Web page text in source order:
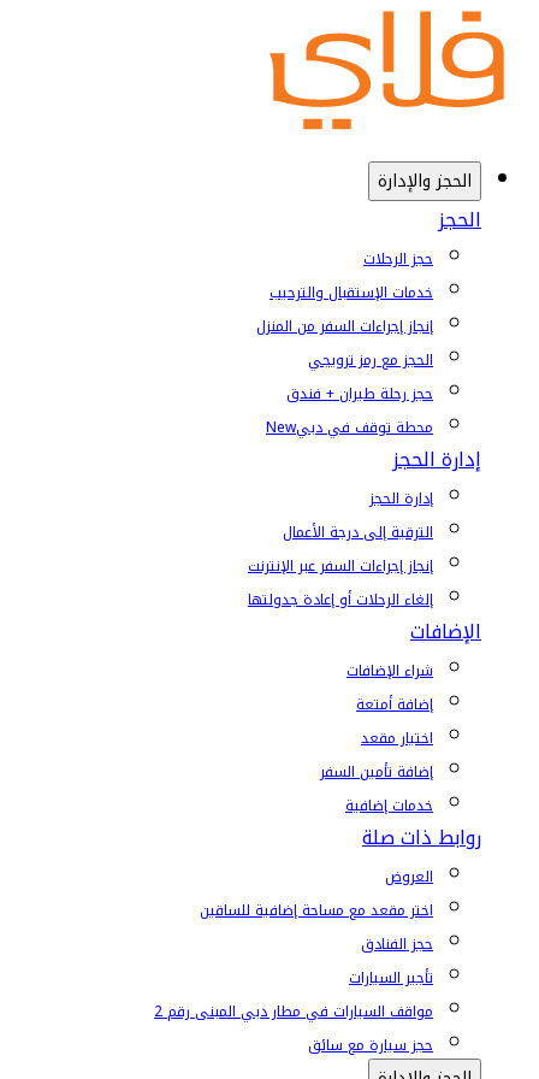
الحجز والإدارة
الحجز
حجز الرحلات
خدمات الإستقبال والترحيب
إنجاز إجراءات السفر من المنزل
الحجز مع رمز ترويجي
حجز رحلة طيران + فندق
محطة توقف في دبيNew
إدارة الحجز
إدارة الحجز
الترقية إلى درجة الأعمال
إنجاز إجراءات السفر عبر الإنترنت
إلغاء الرحلات أو إعادة جدولتها
الإضافات
شراء الإضافات
إضافة أمتعة
اختيار مقعد
إضافة تأمين السفر
خدمات إضافية
روابط ذات صلة
العروض
اختر مقعد مع مساحة إضافية للساقين
حجز الفنادق
تأجير السيارات
مواقف السيارات في مطار دبي المبنى رقم 2
حجز سيارة مع سائق